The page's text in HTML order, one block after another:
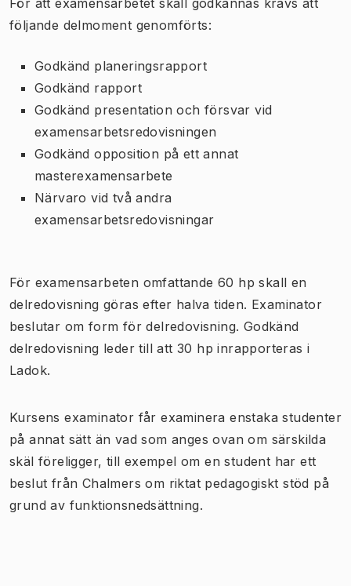
följande delmoment genomförts:
Godkänd planeringsrapport
Godkänd rapport
Godkänd presentation och försvar vid
examensarbetsredovisningen
Godkänd opposition på ett annat
masterexamensarbete
Närvaro vid två andra
examensarbetsredovisningar
För examensarbeten omfattande 60 hp skall en
delredovisning göras efter halva tiden. Examinator
beslutar om form för delredovisning. Godkänd
delredovisning leder till att 30 hp inrapporteras i
Ladok.
Kursens examinator får examinera enstaka studenter
på annat sätt än vad som anges ovan om särskilda
skäl föreligger, till exempel om en student har ett
beslut från Chalmers om riktat pedagogiskt stöd på
grund av funktionsnedsättning.